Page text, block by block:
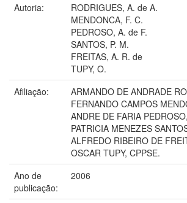
Autoria:
RODRIGUES, A. de A.
MENDONCA, F. C.
PEDROSO, A. de F.
SANTOS, P. M.
FREITAS, A. R. de
TUPY, O.
Afiliação:
ARMANDO DE ANDRADE
FERNANDO CAMPOS
ANDRE DE FARIA
PATRICIA MENEZES
ALFREDO RIBEIRO DE
OSCAR TUPY, CPPSE.
Ano de
publicação:
2006